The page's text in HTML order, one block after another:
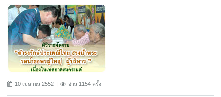
10 เมษายน 2552 อ่าน 1154 ครั้ง